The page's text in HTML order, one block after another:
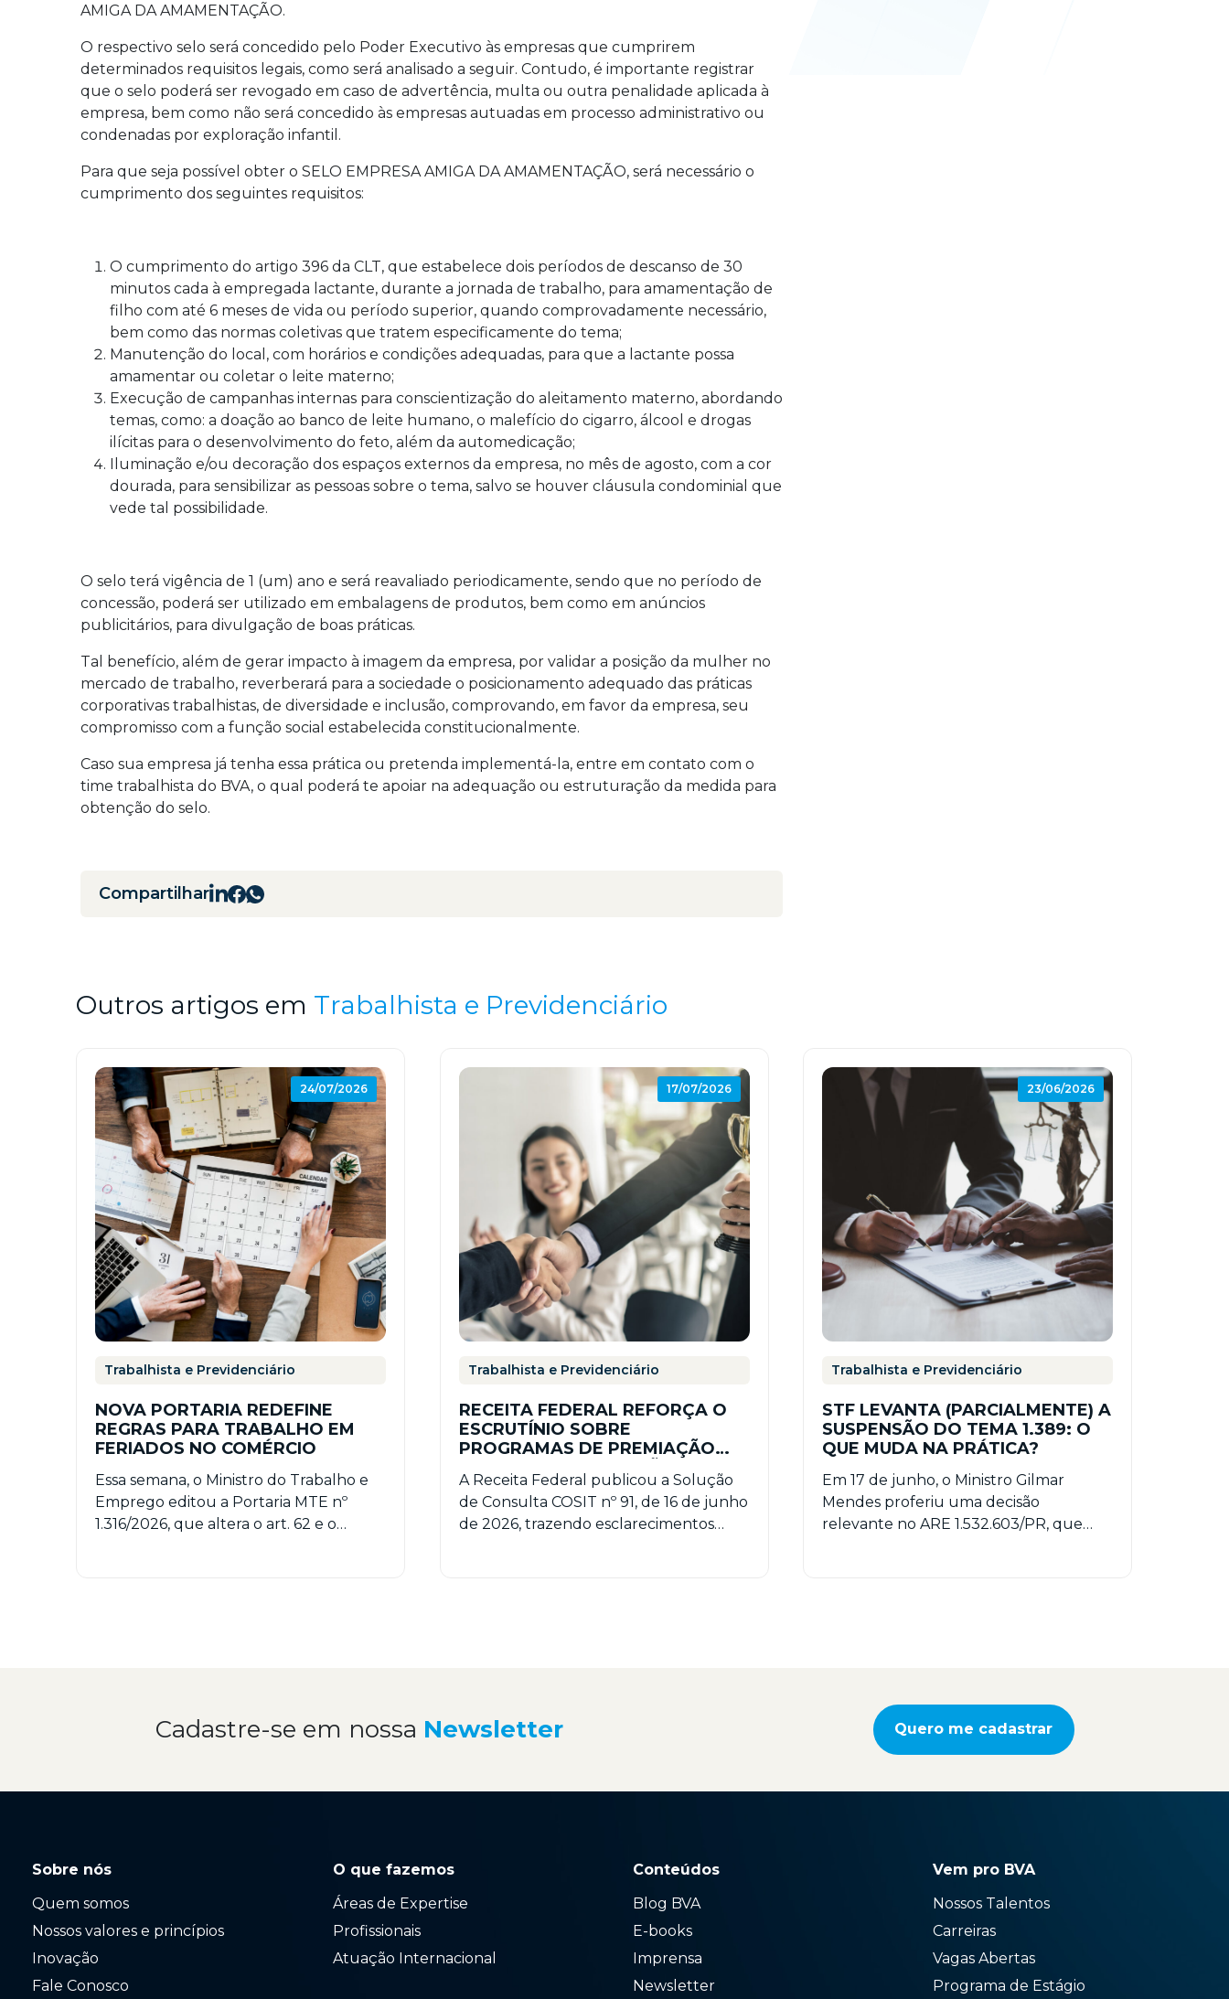
AMIGA DA AMAMENTAÇÃO.
O respectivo selo será concedido pelo Poder Executivo às empresas que cumprirem
determinados requisitos legais, como será analisado a seguir. Contudo, é importante registrar
que o selo poderá ser revogado em caso de advertência, multa ou outra penalidade aplicada à
empresa, bem como não será concedido às empresas autuadas em processo administrativo ou
condenadas por exploração infantil.
Para que seja possível obter o SELO EMPRESA AMIGA DA AMAMENTAÇÃO, será necessário o
cumprimento dos seguintes requisitos:
O cumprimento do artigo 396 da CLT, que estabelece dois períodos de descanso de 30
minutos cada à empregada lactante, durante a jornada de trabalho, para amamentação de
filho com até 6 meses de vida ou período superior, quando comprovadamente necessário,
bem como das normas coletivas que tratem especificamente do tema;
Manutenção do local, com horários e condições adequadas, para que a lactante possa
amamentar ou coletar o leite materno;
Execução de campanhas internas para conscientização do aleitamento materno, abordando
temas, como: a doação ao banco de leite humano, o malefício do cigarro, álcool e drogas
ilícitas para o desenvolvimento do feto, além da automedicação;
Iluminação e/ou decoração dos espaços externos da empresa, no mês de agosto, com a cor
dourada, para sensibilizar as pessoas sobre o tema, salvo se houver cláusula condominial que
vede tal possibilidade.
O selo terá vigência de 1 (um) ano e será reavaliado periodicamente, sendo que no período de
concessão, poderá ser utilizado em embalagens de produtos, bem como em anúncios
publicitários, para divulgação de boas práticas.
Tal benefício, além de gerar impacto à imagem da empresa, por validar a posição da mulher no
mercado de trabalho, reverberará para a sociedade o posicionamento adequado das práticas
corporativas trabalhistas, de diversidade e inclusão, comprovando, em favor da empresa, seu
compromisso com a função social estabelecida constitucionalmente.
Caso sua empresa já tenha essa prática ou pretenda implementá-la, entre em contato com o
time trabalhista do BVA, o qual poderá te apoiar na adequação ou estruturação da medida para
obtenção do selo.
Compartilhar
Outros artigos em Trabalhista e Previdenciário
24/07/2026
Trabalhista e Previdenciário
NOVA PORTARIA REDEFINE
REGRAS PARA TRABALHO EM
FERIADOS NO COMÉRCIO
Essa semana, o Ministro do Trabalho e
Emprego editou a Portaria MTE nº
1.316/2026, que altera o art. 62 e o
17/07/2026
Trabalhista e Previdenciário
RECEITA FEDERAL REFORÇA O
ESCRUTÍNIO SOBRE
PROGRAMAS DE PREMIAÇÃO
COSIT Nº 91/2026
A Receita Federal publicou a Solução
de Consulta COSIT nº 91, de 16 de junho
de 2026, trazendo esclarecimentos
23/06/2026
Trabalhista e Previdenciário
STF LEVANTA (PARCIALMENTE) A
SUSPENSÃO DO TEMA 1.389: O
QUE MUDA NA PRÁTICA?
Em 17 de junho, o Ministro Gilmar
Mendes proferiu uma decisão
relevante no ARE 1.532.603/PR, que
Cadastre-se em nossa Newsletter Quero me cadastrar
Sobre nós
Quem somos
Nossos valores e princípios
Inovação
Fale Conosco
O que fazemos
Áreas de Expertise
Profissionais
Atuação Internacional
Conteúdos
Blog BVA
E-books
Imprensa
Newsletter
Vem pro BVA
Nossos Talentos
Carreiras
Vagas Abertas
Programa de Estágio